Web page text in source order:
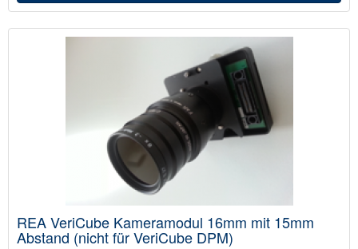
REA VeriCube Kameramodul 16mm mit 15mm
Abstand (nicht für VeriCube DPM)